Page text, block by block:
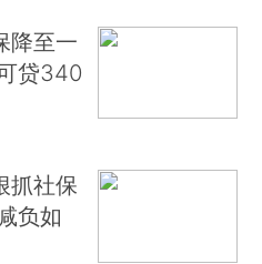
降至一
贷340
抓社保
负如